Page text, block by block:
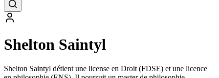
Shelton Saintyl
Shelton Saintyl détient une license en Droit (FDSE) et une licence